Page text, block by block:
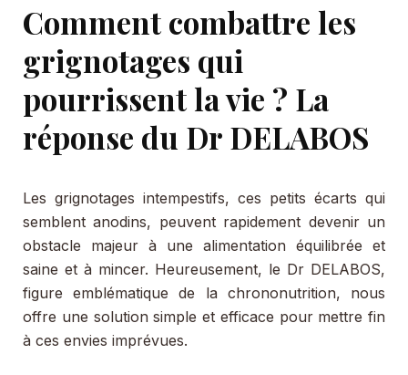
Comment combattre les
grignotages qui
pourrissent la vie ? La
réponse du Dr DELABOS
Les grignotages intempestifs, ces petits écarts qui
semblent anodins, peuvent rapidement devenir un
obstacle majeur à une alimentation équilibrée et
saine et à mincer. Heureusement, le Dr DELABOS,
figure emblématique de la chrononutrition, nous
offre une solution simple et efficace pour mettre fin
à ces envies imprévues.